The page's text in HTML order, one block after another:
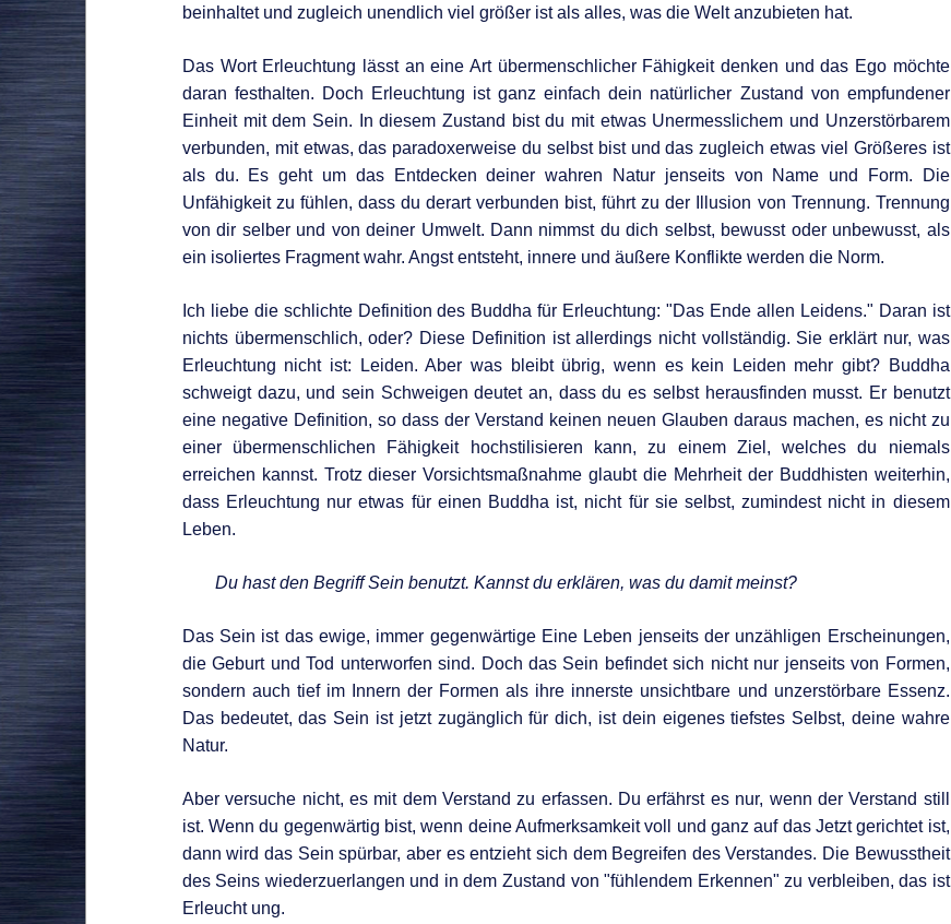
beinhaltet und zugleich unendlich viel größer ist als alles, was die Welt anzubieten hat.
Das Wort Erleuchtung lässt an eine Art übermenschlicher Fähigkeit denken und das Ego möchte
daran festhalten. Doch Erleuchtung ist ganz einfach dein natürlicher Zustand von empfundener
Einheit mit dem Sein. In diesem Zustand bist du mit etwas Unermesslichem und Unzerstörbarem
verbunden, mit etwas, das paradoxerweise du selbst bist und das zugleich etwas viel Größeres ist
als du. Es geht um das Entdecken deiner wahren Natur jenseits von Name und Form. Die
Unfähigkeit zu fühlen, dass du derart verbunden bist, führt zu der Illusion von Trennung. Trennung
von dir selber und von deiner Umwelt. Dann nimmst du dich selbst, bewusst oder unbewusst, als
ein isoliertes Fragment wahr. Angst entsteht, innere und äußere Konflikte werden die Norm.
Ich liebe die schlichte Definition des Buddha für Erleuchtung: "Das Ende allen Leidens." Daran ist
nichts übermenschlich, oder? Diese Definition ist allerdings nicht vollständig. Sie erklärt nur, was
Erleuchtung nicht ist: Leiden. Aber was bleibt übrig, wenn es kein Leiden mehr gibt? Buddha
schweigt dazu, und sein Schweigen deutet an, dass du es selbst herausfinden musst. Er benutzt
eine negative Definition, so dass der Verstand keinen neuen Glauben daraus machen, es nicht zu
einer übermenschlichen Fähigkeit hochstilisieren kann, zu einem Ziel, welches du niemals
erreichen kannst. Trotz dieser Vorsichtsmaßnahme glaubt die Mehrheit der Buddhisten weiterhin,
dass Erleuchtung nur etwas für einen Buddha ist, nicht für sie selbst, zumindest nicht in diesem
Leben.
Du hast den Begriff Sein benutzt. Kannst du erklären, was du damit meinst?
Das Sein ist das ewige, immer gegenwärtige Eine Leben jenseits der unzähligen Erscheinungen,
die Geburt und Tod unterworfen sind. Doch das Sein befindet sich nicht nur jenseits von Formen,
sondern auch tief im Innern der Formen als ihre innerste unsichtbare und unzerstörbare Essenz.
Das bedeutet, das Sein ist jetzt zugänglich für dich, ist dein eigenes tiefstes Selbst, deine wahre
Natur.
Aber versuche nicht, es mit dem Verstand zu erfassen. Du erfährst es nur, wenn der Verstand still
ist. Wenn du gegenwärtig bist, wenn deine Aufmerksamkeit voll und ganz auf das Jetzt gerichtet ist,
dann wird das Sein spürbar, aber es entzieht sich dem Begreifen des Verstandes. Die Bewusstheit
des Seins wiederzuerlangen und in dem Zustand von "fühlendem Erkennen" zu verbleiben, das ist
Erleucht ung.